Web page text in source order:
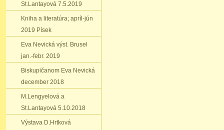
St.Lantayová 7.5.2019
Kniha a literatúra; apríl-jún
2019 Písek
Eva Nevická výst. Brusel
jan.-febr. 2019
Biskupičanom Eva Nevická
december 2018
M.Lengyelová a
St.Lantayová 5.10.2018
Výstava D.Hrtková